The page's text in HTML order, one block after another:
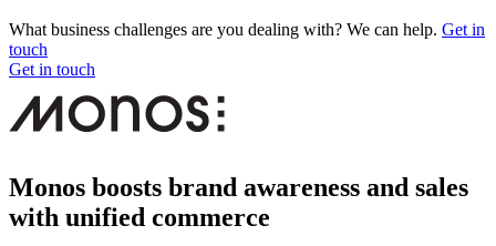
What business challenges are you dealing with? We can help. Get in
touch
Get in touch
Monos boosts brand awareness and sales
with unified commerce